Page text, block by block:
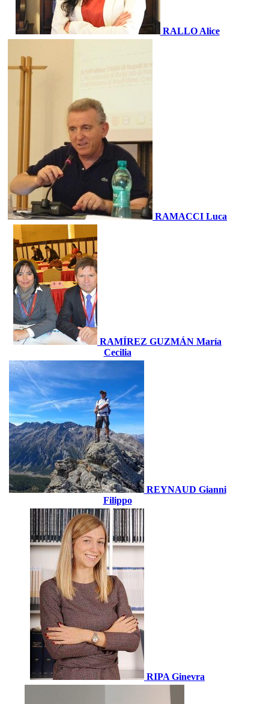
RALLO Alice
RAMACCI Luca
RAMÍREZ GUZMÁN María
Cecilia
REYNAUD Gianni
Filippo
RIPA Ginevra